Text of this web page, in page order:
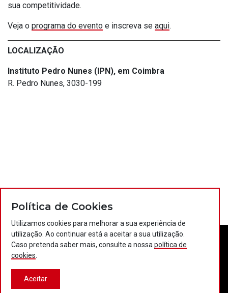
sua competitividade.
Veja o programa do evento e inscreva se aqui.
LOCALIZAÇÃO
Instituto Pedro Nunes (IPN), em Coimbra
R. Pedro Nunes, 3030-199
Política de Cookies
Utilizamos cookies para melhorar a sua experiência de
utilização. Ao continuar está a aceitar a sua utilização.
Caso pretenda saber mais, consulte a nossa política de
cookies
Aceitar